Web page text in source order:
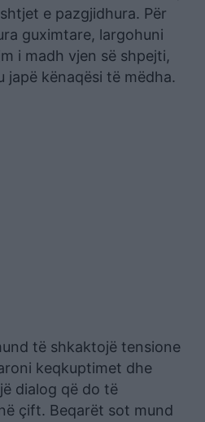
e pazgjidhura. Për
guximtare, largohuni
i madh vjen së shpejti,
japë kënaqësi të mëdha.
të shkaktojë tensione
keqkuptimet dhe
dialog që do të
çift. Beqarët sot mund